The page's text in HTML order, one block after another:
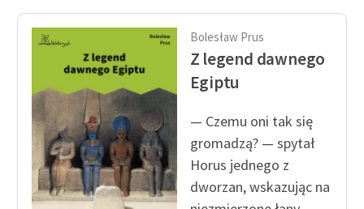
Regulamin biblioteki
Dane fundacji i
sprawozdania finansowe
Regulamin darowizn
Informacja o treściach
wrażliwych
Deklaracja dostępności
Bolesław Prus
Z legend dawnego
Egiptu
— Czemu oni tak się
gromadzą? — spytał
Horus jednego z
dworzan, wskazując na